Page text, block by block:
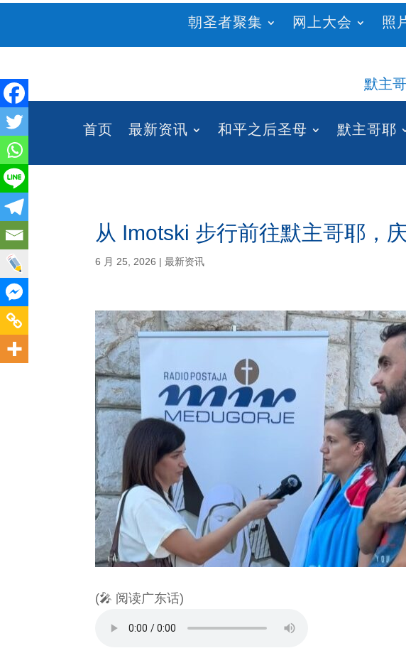
朝圣者聚集 网上大会 照
默主
首页 最新资讯 和平之后圣母 默主哥耶
从 Imotski 步行前往默主哥耶，
6 月 25, 2026 |最新资讯
(🎤 阅读广东话)